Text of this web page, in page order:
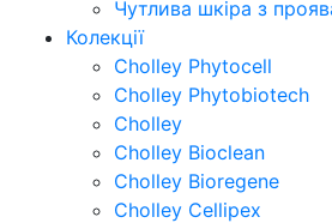
Чутлива шкіра з
Колекції
Cholley Phytocell
Cholley Phytobiotech
Cholley
Cholley Bioclean
Cholley Bioregene
Cholley Cellipex